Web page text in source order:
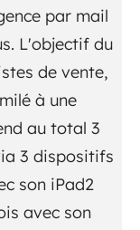
par mail
L'objectif du
de vente,
à une
au total 3
3 dispositifs
son iPad2
avec son